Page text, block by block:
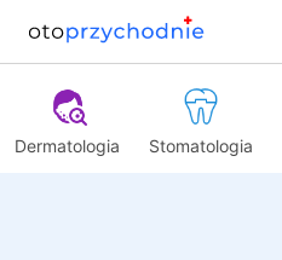
Dermatologia Stomatologia